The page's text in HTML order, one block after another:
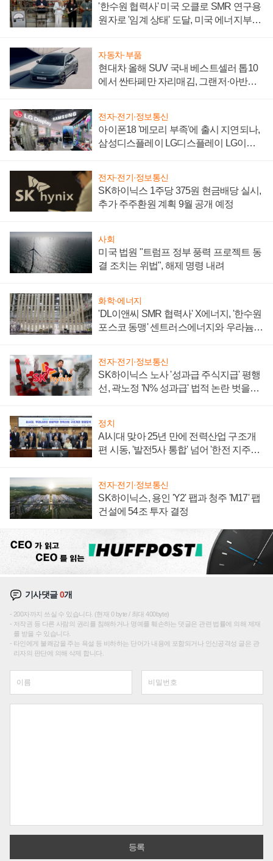
'한수원 협력사' 미국 오클로 SMR 연구용
원자로 '임계 상태' 도달, 미국 에너지부
자동차·부품
현대차 올해 SUV 국내 베스트셀러 톱10
에서 싼타페만 자리매김, 그랜저·아반떼
전자·전기·정보통신
아이폰18 '메모리 부족'에 출시 지연되나,
삼성디스플레이 LG디스플레이 LG이노
전자·전기·정보통신
SK하이닉스 1주당 375원 현금배당 실시,
추가 주주환원 계획 9월 공개 예정
사회
미국 법원 "트럼프 정부 풍력 프로젝트 동
결 조치는 위법", 해제 명령 내려
화학·에너지
'DL이앤씨 SMR 협력사' X에너지, '한수원
포스코 동맹' 센트러스에너지와 우라늄
전자·전기·정보통신
SK하이닉스 노사 '성과급 주식지급' 평행
선, 곽노정 'N% 성과급' 법적 논란 벗을지
정치
AI시대 맞아 25년 만에 전력산업 구조개
편 시동, '발전5사 통합' 넘어 '한전 지주사'
전자·전기·정보통신
SK하이닉스, 용인 'Y2' 팹과 청주 'M17' 팹
건설에 54조 투자 결정
기사댓글0개
200자까지 쓰실 수 있습니다. (현재 0 byte / 최대 400byte)
저작권 등 다른 사람의 권리를 침해하거나 명예를 훼손하는 댓글은 관련 법률에 의해 제재
를 받을 수 있습니다.
타인에게 불쾌감을 주는 욕설 등 비하하는 단어가 내용에 포함되거나 인신공격성 글은 관
리자의 판단에 의해 삭제 합니다.